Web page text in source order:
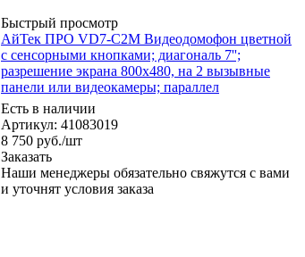
Быстрый просмотр
АйТек ПРО VD7-C2M Видеодомофон цветной
с сенсорными кнопками; диагональ 7'';
разрешение экрана 800х480, на 2 вызывные
панели или видеокамеры; параллел
Есть в наличии
Артикул: 41083019
8 750 руб./шт
Заказать
Наши менеджеры обязательно свяжутся с вами
и уточнят условия заказа